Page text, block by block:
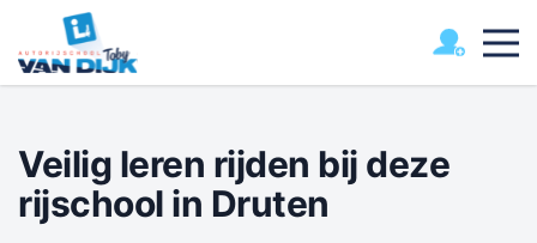
Veilig leren rijden bij deze
rijschool in Druten